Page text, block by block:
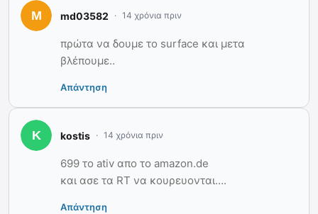
md03582 14 χρόνια πριν
πρώτα να δουμε το surface και μετα
βλέπουμε..
Απάντηση
kostis 14 χρόνια πριν
699 το ativ απο το amazon.de
και ασε τα RT να κουρευονται….
Απάντηση